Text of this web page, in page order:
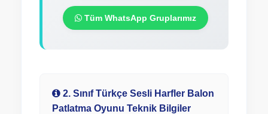
Tüm WhatsApp Gruplarımız
2. Sınıf Türkçe Sesli Harfler Balon
Patlatma Oyunu Teknik Bilgiler